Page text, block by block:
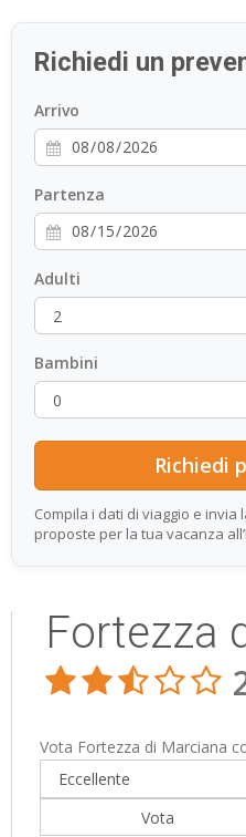
Richiedi un
Arrivo
Partenza
Adulti
Bambini
Compila i dati di viaggio e
proposte per la tua vacanza
Fortezza
Vota Fortezza di Marciana